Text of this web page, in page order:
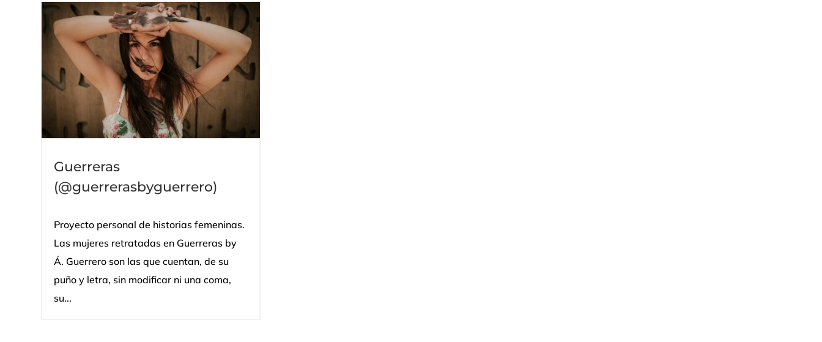
Guerreras
(@guerrerasbyguerrero)
Proyecto personal de historias femeninas.
Las mujeres retratadas en Guerreras by
Á. Guerrero son las que cuentan, de su
puño y letra, sin modificar ni una coma,
su...